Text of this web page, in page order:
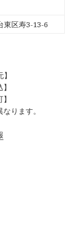
東区寿3-13-6
ります。